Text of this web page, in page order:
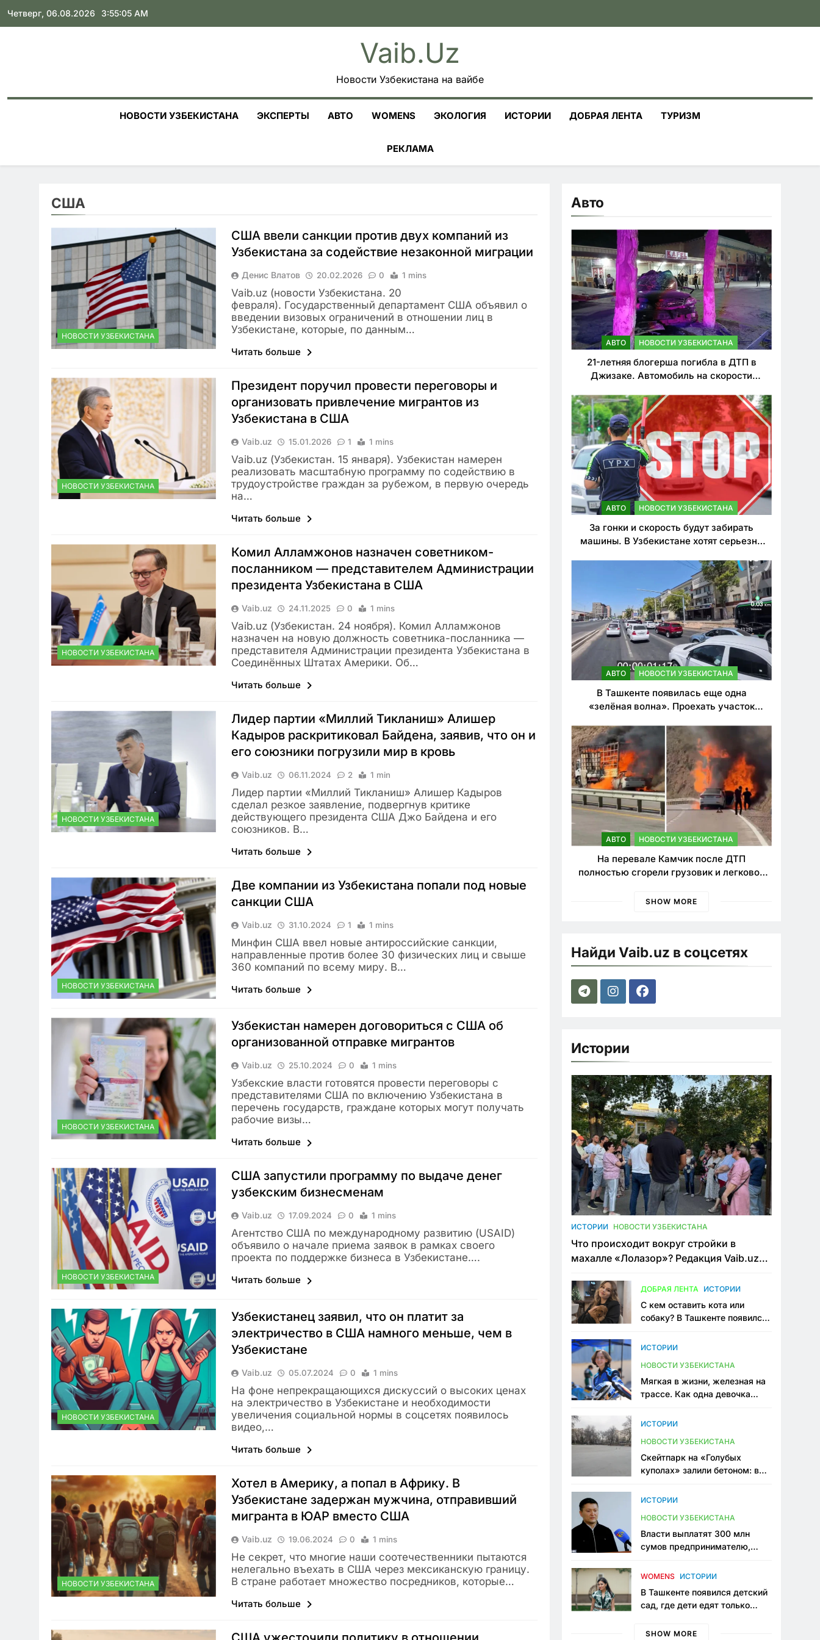
Skip
Четверг, 06.08.2026 3:55:06 AM
Vaib.uz
Новости Узбекистана на вайбе
НОВОСТИ УЗБЕКИСТАНА ЭКСПЕРТЫ АВТО WOMENS ЭКОЛОГИЯ ИСТОРИИ ДОБРАЯ ЛЕНТА ТУРИЗМ
РЕКЛАМА
США
НОВОСТИ УЗБЕКИСТАНА
США ввели санкции против двух компаний из
Узбекистана за содействие незаконной миграции
Денис Влатов 20.02.2026 0 1 mins
Vaib.uz (новости Узбекистана. 20
февраля). Государственный департамент США объявил о
введении визовых ограничений в отношении лиц в
Узбекистане, которые, по данным…
Читать больше
НОВОСТИ УЗБЕКИСТАНА
Президент поручил провести переговоры и
организовать привлечение мигрантов из
Узбекистана в США
Vaib.uz 15.01.2026 1 1 mins
Vaib.uz (Узбекистан. 15 января). Узбекистан намерен
реализовать масштабную программу по содействию в
трудоустройстве граждан за рубежом, в первую очередь
на…
Читать больше
НОВОСТИ УЗБЕКИСТАНА
Комил Алламжонов назначен советником-
посланником — представителем Администрации
президента Узбекистана в США
Vaib.uz 24.11.2025 0 1 mins
Vaib.uz (Узбекистан. 24 ноября). Комил Алламжонов
назначен на новую должность советника-посланника —
представителя Администрации президента Узбекистана в
Соединённых Штатах Америки. Об…
Читать больше
НОВОСТИ УЗБЕКИСТАНА
Лидер партии «Миллий Тикланиш» Алишер
Кадыров раскритиковал Байдена, заявив, что он и
его союзники погрузили мир в кровь
Vaib.uz 06.11.2024 2 1 min
Лидер партии «Миллий Тикланиш» Алишер Кадыров
сделал резкое заявление, подвергнув критике
действующего президента США Джо Байдена и его
союзников. В…
Читать больше
НОВОСТИ УЗБЕКИСТАНА
Две компании из Узбекистана попали под новые
санкции США
Vaib.uz 31.10.2024 1 1 mins
Минфин США ввел новые антироссийские санкции,
направленные против более 30 физических лиц и свыше
360 компаний по всему миру. В…
Читать больше
НОВОСТИ УЗБЕКИСТАНА
Узбекистан намерен договориться с США об
организованной отправке мигрантов
Vaib.uz 25.10.2024 0 1 mins
Узбекские власти готовятся провести переговоры с
представителями США по включению Узбекистана в
перечень государств, граждане которых могут получать
рабочие визы…
Читать больше
НОВОСТИ УЗБЕКИСТАНА
США запустили программу по выдаче денег
узбекским бизнесменам
Vaib.uz 17.09.2024 0 1 mins
Агентство США по международному развитию (USAID)
объявило о начале приема заявок в рамках своего
проекта по поддержке бизнеса в Узбекистане….
Читать больше
НОВОСТИ УЗБЕКИСТАНА
Узбекистанец заявил, что он платит за
электричество в США намного меньше, чем в
Узбекистане
Vaib.uz 05.07.2024 0 1 mins
На фоне непрекращающихся дискуссий о высоких ценах
на электричество в Узбекистане и необходимости
увеличения социальной нормы в соцсетях появилось
видео,…
Читать больше
НОВОСТИ УЗБЕКИСТАНА
Хотел в Америку, а попал в Африку. В
Узбекистане задержан мужчина, отправивший
мигранта в ЮАР вместо США
Vaib.uz 19.06.2024 0 1 mins
Не секрет, что многие наши соотечественники пытаются
нелегально въехать в США через мексиканскую границу.
В стране работает множество посредников, которые…
Читать больше
Авто
АВТО НОВОСТИ УЗБЕКИСТАНА
21-летняя блогерша погибла в ДТП в
Джизаке. Автомобиль на скорости
АВТО НОВОСТИ УЗБЕКИСТАНА
За гонки и скорость будут забирать
машины. В Узбекистане хотят серьезно
АВТО НОВОСТИ УЗБЕКИСТАНА
В Ташкенте появилась еще одна
«зелёная волна». Проехать участок
АВТО НОВОСТИ УЗБЕКИСТАНА
На перевале Камчик после ДТП
полностью сгорели грузовик и легковой
SHOW MORE
Найди Vaib.uz в соцсетях
Истории
ИСТОРИИ НОВОСТИ УЗБЕКИСТАНА
Что происходит вокруг стройки в
махалле «Лолазор»? Редакция Vaib.uz
конфликта
ДОБРАЯ ЛЕНТА ИСТОРИИ
С кем оставить кота или
собаку? В Ташкенте появился
ИСТОРИИ
НОВОСТИ УЗБЕКИСТАНА
Мягкая в жизни, железная на
трассе. Как одна девочка
Узбекистане
ИСТОРИИ
НОВОСТИ УЗБЕКИСТАНА
Скейтпарк на «Голубых
куполах» залили бетоном: в
одно общественное
ИСТОРИИ
НОВОСТИ УЗБЕКИСТАНА
Власти выплатят 300 млн
сумов предпринимателю,
тюрьме по незаконному
WOMENS ИСТОРИИ
В Ташкенте появился детский
сад, где дети едят только
мама, которая устала просить
SHOW MORE